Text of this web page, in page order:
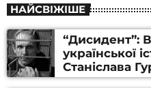
НАЙСВІЖІШЕ
“Дисидент”:
української
Станіслава
Алфьорова